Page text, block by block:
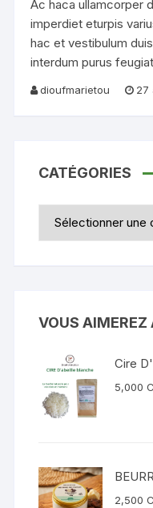
Ac haca ullamcorper
imperdiet eturpis
hac et vestibulum
interdum purus
dioufmarietou 27
CATÉGORIES
VOUS
Cire
5,000
2,500